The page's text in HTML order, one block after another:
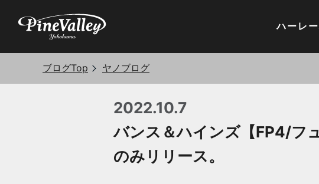
ハーレ
ブログTop ヤノブログ
2022.10.7
バンス＆ハインズ【FP4/フ
のみリリース。